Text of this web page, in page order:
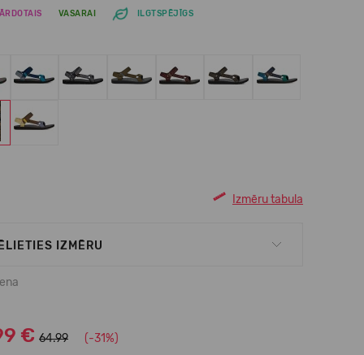
VASARAI ILGTSPĒJĪGS
Izmēru tabula
IZMĒRU
€ 64.99 (-31%)